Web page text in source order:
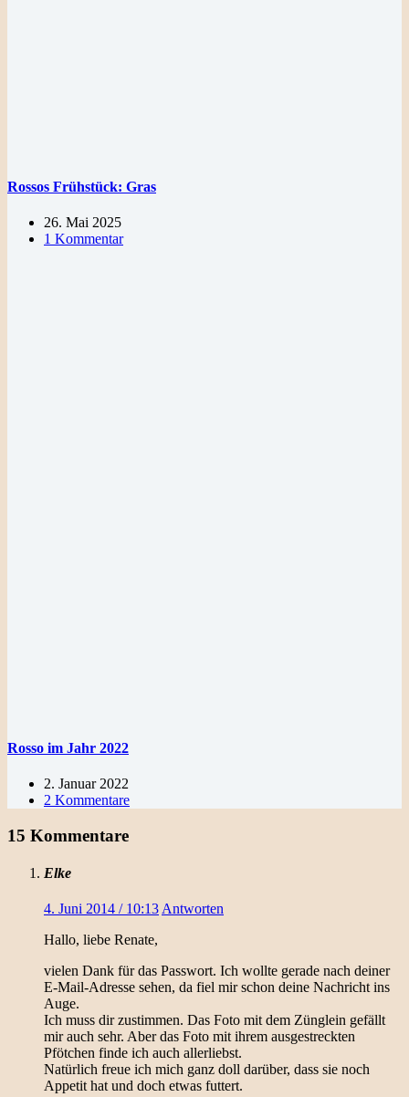
Rossos Frühstück: Gras
26. Mai 2025
1 Kommentar
Rosso im Jahr 2022
2. Januar 2022
2 Kommentare
15 Kommentare
Elke
4. Juni 2014 / 10:13 Antworten
Hallo, liebe Renate,
vielen Dank für das Passwort. Ich wollte gerade nach deiner
E-Mail-Adresse sehen, da fiel mir schon deine Nachricht ins
Auge.
Ich muss dir zustimmen. Das Foto mit dem Zünglein gefällt
mir auch sehr. Aber das Foto mit ihrem ausgestreckten
Pfötchen finde ich auch allerliebst.
Natürlich freue ich mich ganz doll darüber, dass sie noch
Appetit hat und doch etwas futtert.